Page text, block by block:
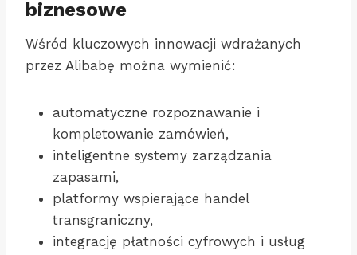
biznesowe
Wśród kluczowych innowacji wdrażanych
przez Alibabę można wymienić:
automatyczne rozpoznawanie i
kompletowanie zamówień,
inteligentne systemy zarządzania
zapasami,
platformy wspierające handel
transgraniczny,
integrację płatności cyfrowych i usług